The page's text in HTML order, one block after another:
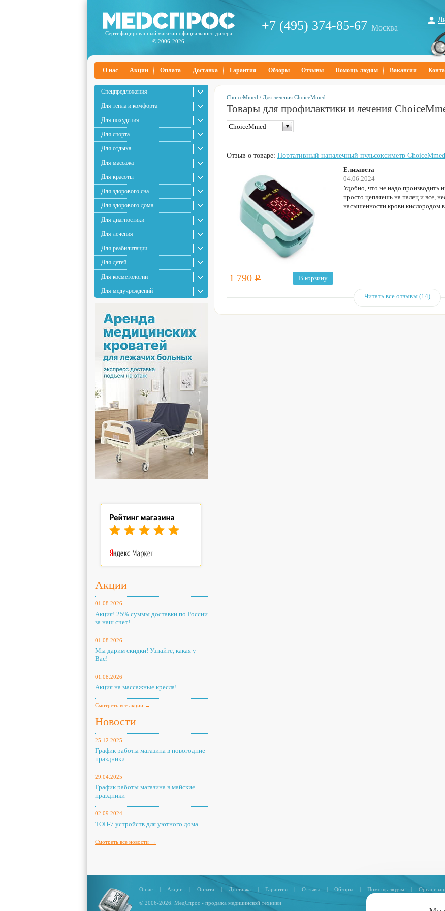
Сертифицированный магазин официального дилера
© 2006-2026
+7 (495) 374-85-67 Москва
О нас Акции Оплата Доставка Гарантия Обзоры Отзывы Помощь людям Вакансии
Спецпредложения
Для тепла и комфорта
Для похудения
Для спорта
Для отдыха
Для массажа
Для красоты
Для здорового сна
Для здорового дома
Для диагностики
Для лечения
Для реабилитации
Для детей
Для косметологии
Для медучреждений
Акции
01.08.2026
Акция! 25% суммы доставки по России
за наш счет!
01.08.2026
Мы дарим скидки! Узнайте, какая у
Вас!
01.08.2026
Акция на массажные кресла!
Смотреть все акции →
Новости
25.12.2025
График работы магазина в новогодние
праздники
29.04.2025
График работы магазина в майские
праздники
02.09.2024
ТОП-7 устройств для уютного дома
Смотреть все новости →
ChoiceMmed / Для лечения ChoiceMmed
Товары для профилактики и лечения
ChoiceMmed
Отзыв о товаре: Портативный напалечный пульсоксиметр
1 790 Р В корзину
Елизавета
04.06.2024
Удобно, что не надо производить
просто цепляешь на палец и все,
насышенности крови кислородом
Читать все отзывы (14)
О нас | Акции | Оплата | Доставка | Гарантия | Отзывы | Обзоры | Помощь людям |
© 2006-2026. МедСпрос - продажа медицинской техники